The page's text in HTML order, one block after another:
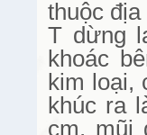
thuộc
T dừng
khoác
kim loại,
khúc ra
cm, mũi